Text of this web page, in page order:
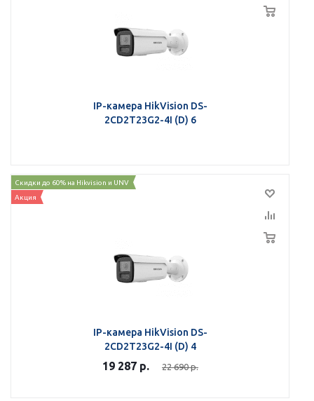
IP-камера HikVision DS-
2CD2T23G2-4I (D) 6
Скидки до 60% на Hikvision и UNV
Акция
IP-камера HikVision DS-
2CD2T23G2-4I (D) 4
19 287 р. 22 690р.